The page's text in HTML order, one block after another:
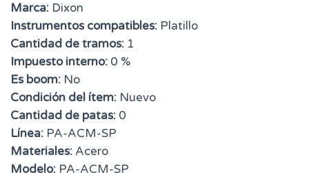
Marca: Dixon
Instrumentos compatibles: Platillo
Cantidad de tramos: 1
Impuesto interno: 0 %
Es boom: No
Condición del ítem: Nuevo
Cantidad de patas: 0
Línea: PA-ACM-SP
Materiales: Acero
Modelo: PA-ACM-SP